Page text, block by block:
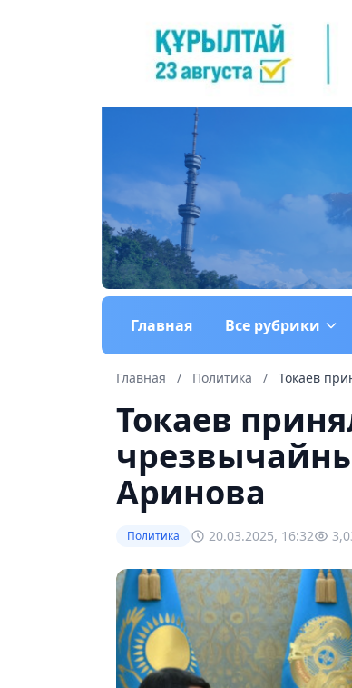
Главная Все рубрики
Главная / Политика / Токаев
Токаев
Аринова
Политика 20.03.2025, 16:32